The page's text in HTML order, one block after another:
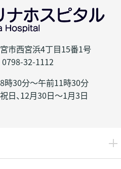
市西宮浜4丁目15番1号
32-1112
30分～午前11時30分
日、12月30日～1月3日